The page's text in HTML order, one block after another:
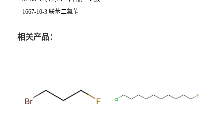
1667-10-3 联苯二氯苄
相关产品：